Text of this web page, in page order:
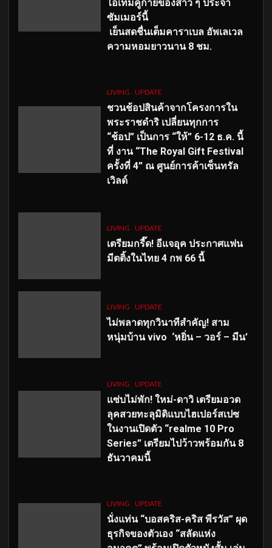
ไอเทมคู่กายของสาว ๆ ประจำ
ซัมเมอร์นี้
เย็นสดชื่นเต็มคาราเบล อัพเลเวล
ความหอมยาวนาน 8 ชม.
LIVING UPDATE
ชวนช้อปสินค้าจากโครงการใน
พระราชดำริ เปลี่ยนทุกการ
“ช้อป” เป็นการ “ให้” 6-12 ธ.ค. นี้
ที่ งาน “The Royal Gift Festival
ครั้งที่ 4” ณ ศูนย์การค้าเซ็นทรัล
เวิลด์
LIVING UPDATE
เตรียมกรี๊ด! อีแจอุค ประกาศแฟน
มีตติ้งในไทย 4 กพ 66 นี้
LIVING UPDATE
ไม่พลาดทุกวินาทีสำคัญ! สาม
หนุ่มบ้าน vivo ‘หยิ่น – วอร์ – มีน’
LIVING UPDATE
แซ่บไม่พัก! ใหม่-ดาวิ เตรียมอวด
ลุคสวยทะลุมิติแบบไฮเปอร์สเปซ
ในงานเปิดตัว “realme 10 Pro
Series” เตรียมไปว้าวพร้อมกัน 8
ธันวาคมนี้
LIVING UPDATE
นั่งแท่น “บอสคริส-คริส พีรวัส” ผุด
ธุรกิจของตัวเอง “สลัดแห่ง